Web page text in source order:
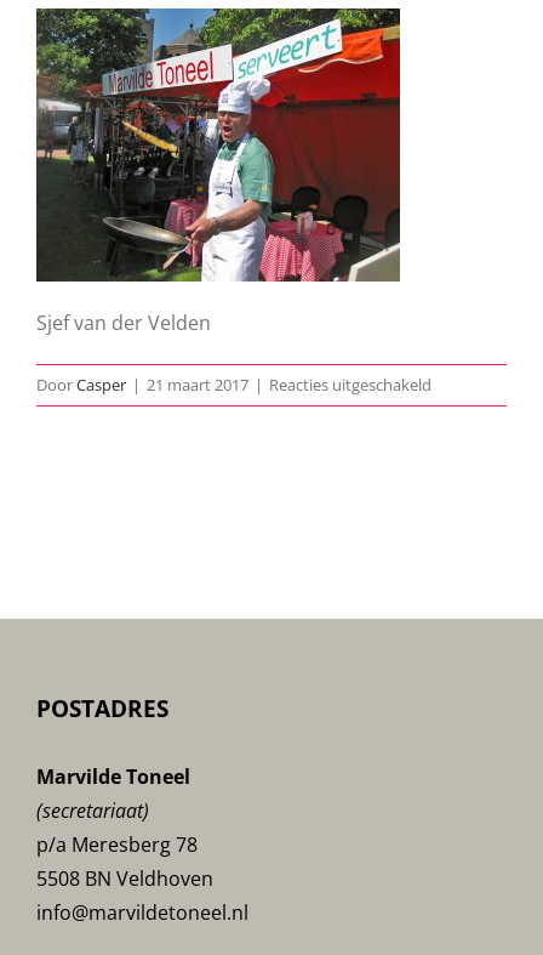
Sjef van der Velden
DoorCasper | 21 maart 2017 | Reacties uitgeschakeld
Meimarkt-
POSTADRES
Marvilde Toneel
(secretariaat)
p/a Meresberg 78
5508 BN Veldhoven
info@marvildetoneel.nl